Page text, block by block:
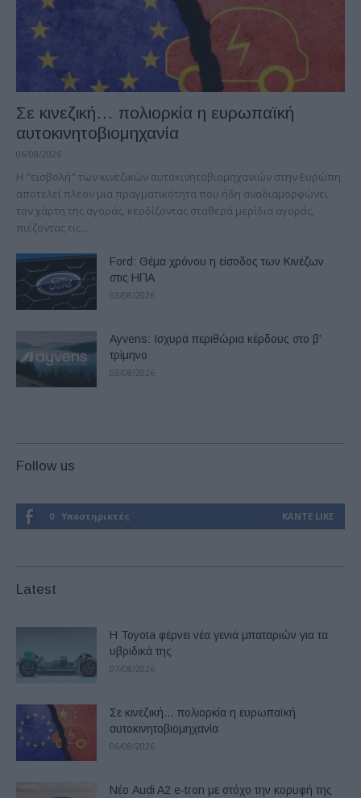
Σε κινεζική… πολιορκία η ευρωπαϊκή
αυτοκινητοβιομηχανία
06/08/2026
Η "εισβολή" των κινεζικών αυτοκινητοβιομηχανιών στην Ευρώπη
αποτελεί πλέον μια πραγματικότητα που ήδη αναδιαμορφώνει
τον χάρτη της αγοράς, κερδίζοντας σταθερά μερίδια αγοράς,
πιέζοντας τις...
Ford: Θέμα χρόνου η είσοδος των Κινέζων
στις ΗΠΑ
03/08/2026
Ayvens: Iσχυρά περιθώρια κέρδους στο β’
τρίμηνο
03/08/2026
Follow us
0 Υποστηρικτές ΚΆΝΤΕ LIKE
Latest
Η Toyota φέρνει νέα γενιά μπαταριών για τα
υβριδικά της
07/08/2026
Σε κινεζική… πολιορκία η ευρωπαϊκή
αυτοκινητοβιομηχανία
06/08/2026
Νέο Audi A2 e-tron με στόχο την κορυφή της